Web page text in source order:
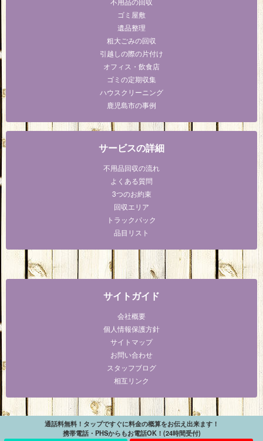
ゴミ屋敷
遺品整理
粗大ごみの回収
引越しの際の片付け
オフィス・飲食店
ゴミの定期収集
ハウスクリーニング
鹿児島市の事例
サービスの詳細
不用品回収の流れ
よくある質問
3つのお約束
回収エリア
トラックパック
品目リスト
サイトガイド
会社概要
個人情報保護方針
サイトマップ
お問い合わせ
スタッフブログ
相互リンク
通話料無料！タップですぐに料金の概算をお伝え出来ます！
携帯電話・PHSからもお電話OK！(24時間受付)